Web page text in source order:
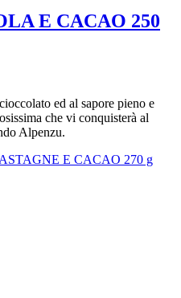
E CACAO 250
ed al sapore pieno e
che vi conquisterà al
Alpenzu.